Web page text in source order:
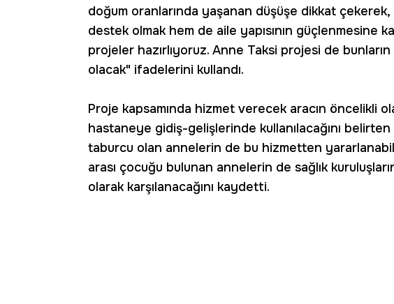
doğum oranlarında yaşanan düşüşe dikkat çekerek,
destek olmak hem de aile yapısının güçlenmesine
projeler hazırlıyoruz. Anne Taksi projesi de
olacak" ifadelerini kullandı.
Proje kapsamında hizmet verecek aracın öncelikli
hastaneye gidiş-gelişlerinde kullanılacağını belirten
taburcu olan annelerin de bu hizmetten
arası çocuğu bulunan annelerin de sağlık
olarak karşılanacağını kaydetti.